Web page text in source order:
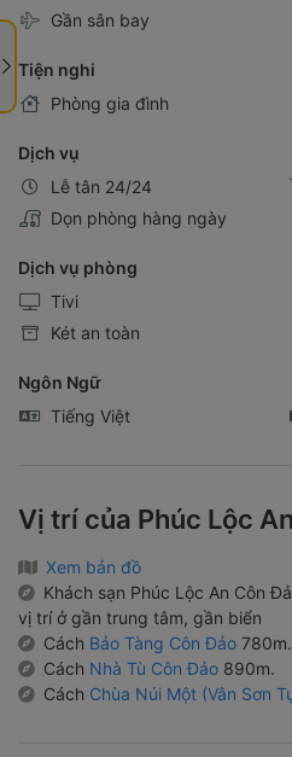
Gần sân bay
Tiện nghi
Phòng gia đình
Dịch vụ
Lễ tân 24/24
Dọn phòng hàng ngày
Dịch vụ phòng
Tivi
Két an toàn
Ngôn Ngữ
Tiếng Việt
Vị trí của Phúc Lộc
Xem bản đồ
Khách sạn Phúc Lộc An Côn
vị trí ở gần trung tâm, gần biển
Cách Bảo Tàng Côn Đảo 780m.
Cách Nhà Tù Côn Đảo 890m.
Cách Chùa Núi Một (Vân Sơn